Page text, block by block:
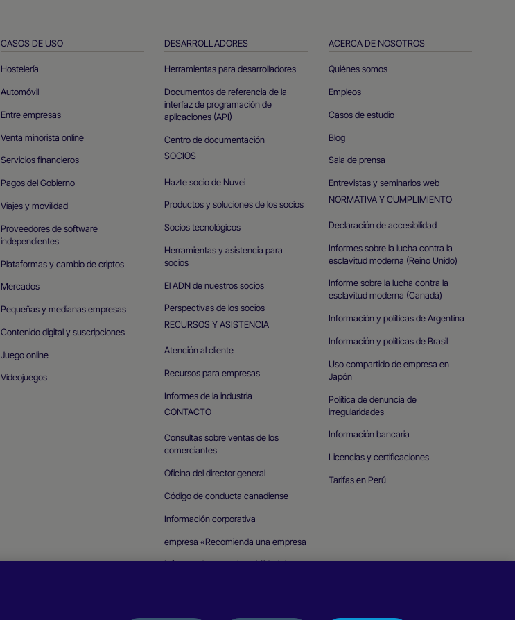
CASOS DE USO
Hostelería
Automóvil
Entre empresas
Venta minorista online
Servicios financieros
Pagos del Gobierno
Viajes y movilidad
Proveedores de software
independientes
Plataformas y cambio de criptos
Mercados
Pequeñas y medianas empresas
Contenido digital y suscripciones
Juego online
Videojuegos
DESARROLLADORES
Herramientas para desarrolladores
Documentos de referencia de la
interfaz de programación de
aplicaciones (API)
Centro de documentación
SOCIOS
Hazte socio de Nuvei
Productos y soluciones de los socios
Socios tecnológicos
Herramientas y asistencia para
socios
El ADN de nuestros socios
Perspectivas de los socios
RECURSOS Y ASISTENCIA
Atención al cliente
Recursos para empresas
Informes de la industria
CONTACTO
Consultas sobre ventas de los
comerciantes
Oficina del director general
Código de conducta canadiense
Información corporativa
empresa «Recomienda una empresa
Informar de una vulnerabilidad de
ACERCA DE NOSOTROS
Quiénes somos
Empleos
Casos de estudio
Blog
Sala de prensa
Entrevistas y seminarios web
NORMATIVA Y CUMPLIMIENTO
Declaración de accesibilidad
Informes sobre la lucha contra la
esclavitud moderna (Reino Unido)
Informe sobre la lucha contra la
esclavitud moderna (Canadá)
Información y políticas de Argentina
Información y políticas de Brasil
Uso compartido de empresa en
Japón
Política de denuncia de
irregularidades
Información bancaria
Licencias y certificaciones
Tarifas en Perú